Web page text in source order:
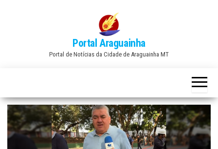
Portal Araguainha
Portal de Notícias da Cidade de Araguainha MT